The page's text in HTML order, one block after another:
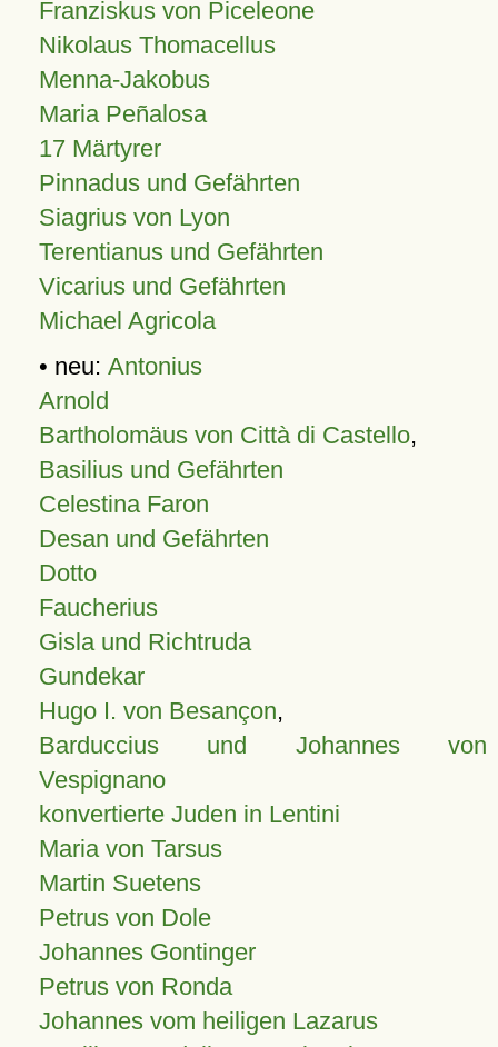
Franziskus von Piceleone
Nikolaus Thomacellus
Menna-Jakobus
Maria Peñalosa
17 Märtyrer
Pinnadus und Gefährten
Siagrius von Lyon
Terentianus und Gefährten
Vicarius und Gefährten
Michael Agricola
• neu: Antonius
Arnold
Bartholomäus von Città di Castello,
Basilius und Gefährten
Celestina Faron
Desan und Gefährten
Dotto
Faucherius
Gisla und Richtruda
Gundekar
Hugo I. von Besançon,
Barduccius und Johannes von
Vespignano
konvertierte Juden in Lentini
Maria von Tarsus
Martin Suetens
Petrus von Dole
Johannes Gontinger
Petrus von Ronda
Johannes vom heiligen Lazarus